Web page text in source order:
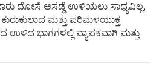
ದೋಸೆ ಅಸಡ್ಡೆ ಉಳಿಯಲು ಸಾಧ್ಯವಿಲ್ಲ,
ಮತ್ತು ಪರಿಮಳಯುಕ್ತ
ಭಾಗಗಳಲ್ಲಿ ವ್ಯಾಪಕವಾಗಿ ಮತ್ತು